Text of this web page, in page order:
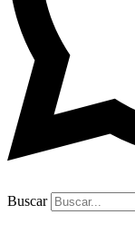
Buscar